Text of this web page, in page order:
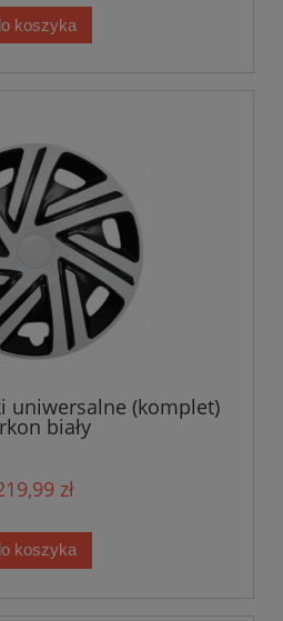
koszyka
uniwersalne (komplet)
biały
zł
koszyka